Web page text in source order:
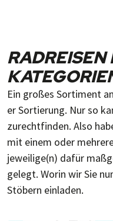
RADREISEN
Ein großes Sor­ti­ment
er Sor­tie­rung. Nur so
zu­recht­fin­den. Also
mit einem oder
je­wei­li­ge(n) da­für
ge­legt. Wo­rin wir Sie
Stöbern ein­laden.